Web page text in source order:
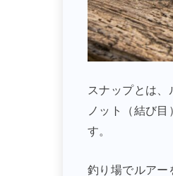
スナップとは
ノット（結び
す。
釣り場でルアー